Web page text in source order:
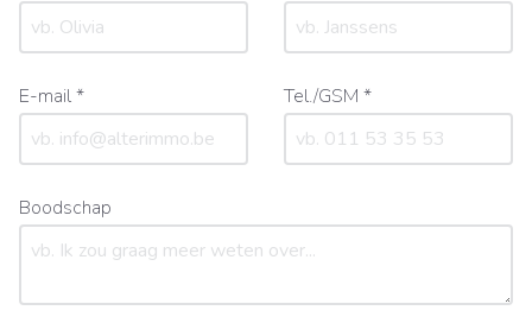
E-mail * Tel./GSM *
Boodschap